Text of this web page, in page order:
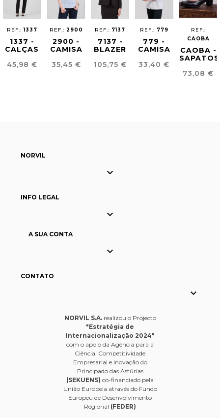
REF.:1337
1337 -
CALÇAS
FIT
Preço
45,98 €
REF.: 2900
2900 -
CAMISA
RAIAS
Preço
35,45 €
REF.: 7137
7137 -
BLAZER
FIT
Preço
105,75 €
REF.: 779
779 -
CAMISA
ESTRUTURADO
Preço
33,40 €
REF.:
CAOBA
CAOBA -
SAPATOS
Preço
73,08 €
NORVIL

INFO LEGAL

A SUA CONTA

CONTATO

NORVIL S.A.realizou o Projecto
"Estratégia de
Internacionalização 2024"
com o apoio da Agência para a
Ciência, Competitividade
Empresarial e Inovação do
Principado das Astúrias
(SEKUENS) co-financiado pela
União Europeia através do Fundo
Europeu de Desenvolvimento
Regional (FEDER)